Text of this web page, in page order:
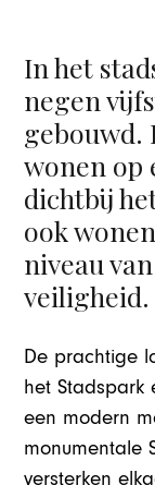
In het
negen
gebouwd.
wonen op
dichtbij
ook
niveau
veiligheid.
De prachtige
het Stadspark
een modern
monumentale
versterken